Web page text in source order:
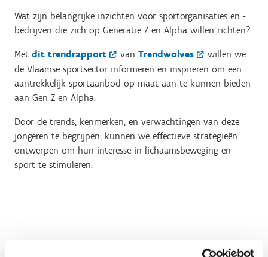
Wat zijn belangrijke inzichten voor sportorganisaties en -
bedrijven die zich op Generatie Z en Alpha willen richten?
Met dit trendrapport van Trendwolves
willen we
de Vlaamse sportsector informeren en inspireren om een
aantrekkelijk sportaanbod op maat aan te kunnen bieden
aan Gen Z en Alpha.
Door de trends, kenmerken, en verwachtingen van deze
jongeren te begrijpen, kunnen we effectieve strategieën
ontwerpen om hun interesse in lichaamsbeweging en
sport te stimuleren.
Toekomstbeelden om op te